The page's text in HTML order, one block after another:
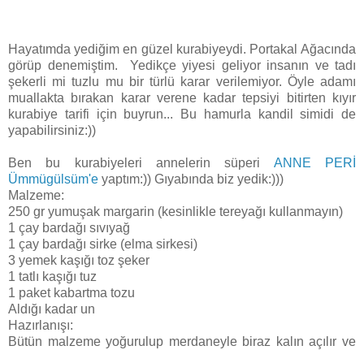
Hayatımda yediğim en güzel kurabiyeydi. Portakal Ağacında
görüp denemiştim. Yedikçe yiyesi geliyor insanın ve tadı
şekerli mi tuzlu mu bir türlü karar verilemiyor. Öyle adamı
muallakta bırakan karar verene kadar tepsiyi bitirten kıyır
kurabiye tarifi için buyrun... Bu hamurla kandil simidi de
yapabilirsiniz:))
Ben bu kurabiyeleri annelerin süperi ANNE PERİ
Ümmügülsüm'e yaptım:)) Gıyabında biz yedik:)))
Malzeme:
250 gr yumuşak margarin (kesinlikle tereyağı kullanmayın)
1 çay bardağı sıvıyağ
1 çay bardağı sirke (elma sirkesi)
3 yemek kaşığı toz şeker
1 tatlı kaşığı tuz
1 paket kabartma tozu
Aldığı kadar un
Hazırlanışı:
Bütün malzeme yoğurulup merdaneyle biraz kalın açılır ve